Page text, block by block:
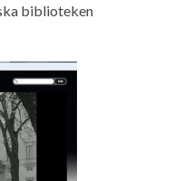
biblioteken